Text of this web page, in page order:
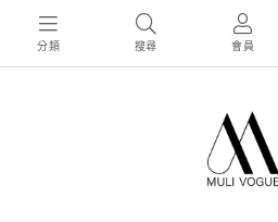
分類 搜尋 會員